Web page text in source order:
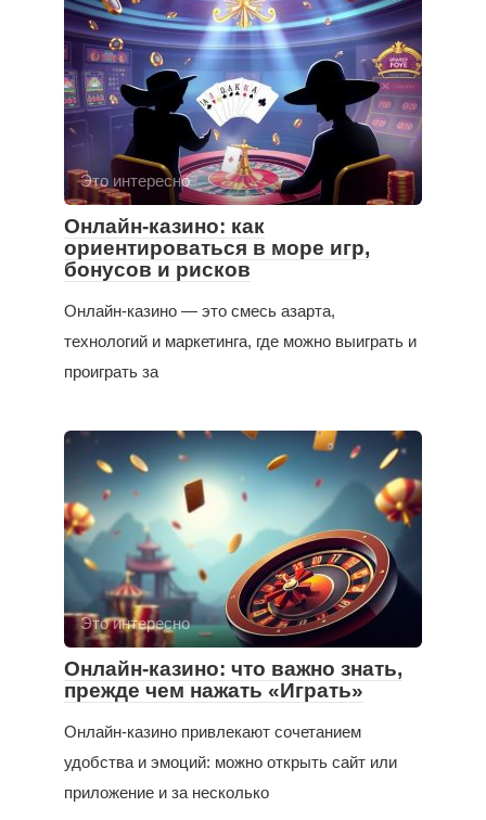
Это интересно
Онлайн-казино: как
ориентироваться в море игр,
бонусов и рисков
Онлайн-казино — это смесь азарта,
технологий и маркетинга, где можно выиграть и
проиграть за
Это интересно
Онлайн-казино: что важно знать,
прежде чем нажать «Играть»
Онлайн-казино привлекают сочетанием
удобства и эмоций: можно открыть сайт или
приложение и за несколько